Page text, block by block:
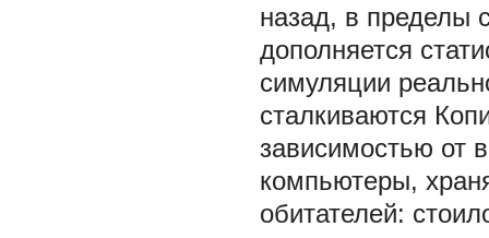
назад, в пределы
дополняется
симуляции
сталкиваются
зависимостью от
компьютеры,
обитателей: